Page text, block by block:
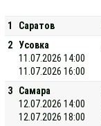
1
Саратов
2 Усовка
11.07.2026 14:00
11.07.2026 16:00
3
Самара
12.07.2026 14:00
12.07.2026 18:00